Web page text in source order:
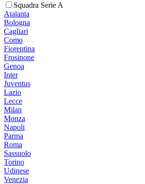
Squadra Serie A
Atalanta
Bologna
Cagliari
Como
Fiorentina
Frosinone
Genoa
Inter
Juventus
Lazio
Lecce
Milan
Monza
Napoli
Parma
Roma
Sassuolo
Torino
Udinese
Venezia